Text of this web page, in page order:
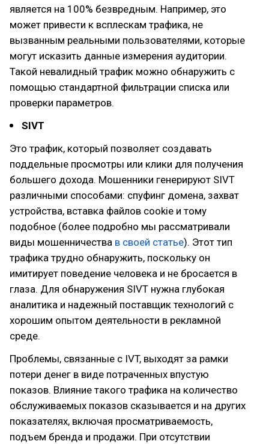
является на 100% безвредным. Например, это
может привести к всплескам трафика, не
вызванным реальными пользователями, которые
могут исказить данные измерения аудитории.
Такой невалидный трафик можно обнаружить с
помощью стандартной фильтрации списка или
проверки параметров.
SIVT
Это трафик, который позволяет создавать
поддельные просмотры или клики для получения
большего дохода. Мошенники генерируют SIVT
различными способами: спуфинг домена, захват
устройства, вставка файлов cookie и тому
подобное (более подробно мы рассматривали
виды мошенничества в своей статье). Этот тип
трафика трудно обнаружить, поскольку он
имитирует поведение человека и не бросается в
глаза. Для обнаружения SIVT нужна глубокая
аналитика и надежный поставщик технологий с
хорошим опытом деятельности в рекламной
среде.
Проблемы, связанные с IVT, выходят за рамки
потери денег в виде потраченных впустую
показов. Влияние такого трафика на количество
обслуживаемых показов сказывается и на других
показателях, включая просматриваемость,
подъем бренда и продажи. При отсутствии